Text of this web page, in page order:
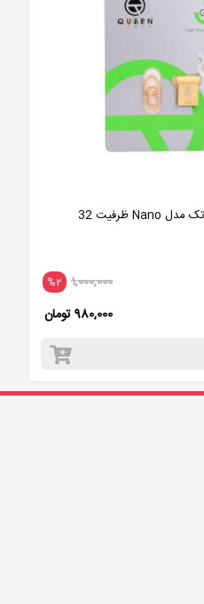
فلش مموری کوئین تک مدل Nano ظرفیت 32
%2 1,000,000
980,000 تومان